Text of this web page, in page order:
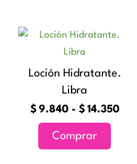
Loción Hidratante.
Libra
$ 9.840 - $ 14.350
Comprar
Este